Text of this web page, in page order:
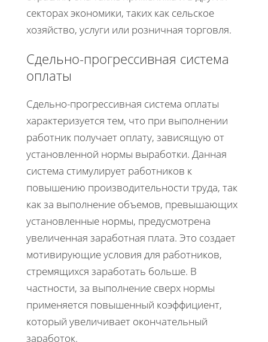
секторах экономики, таких как сельское
хозяйство, услуги или розничная торговля.
Сдельно-прогрессивная система
оплаты
Сдельно-прогрессивная система оплаты
характеризуется тем, что при выполнении
работник получает оплату, зависящую от
установленной нормы выработки. Данная
система стимулирует работников к
повышению производительности труда, так
как за выполнение объемов, превышающих
установленные нормы, предусмотрена
увеличенная заработная плата. Это создает
мотивирующие условия для работников,
стремящихся заработать больше. В
частности, за выполнение сверх нормы
применяется повышенный коэффициент,
который увеличивает окончательный
заработок.